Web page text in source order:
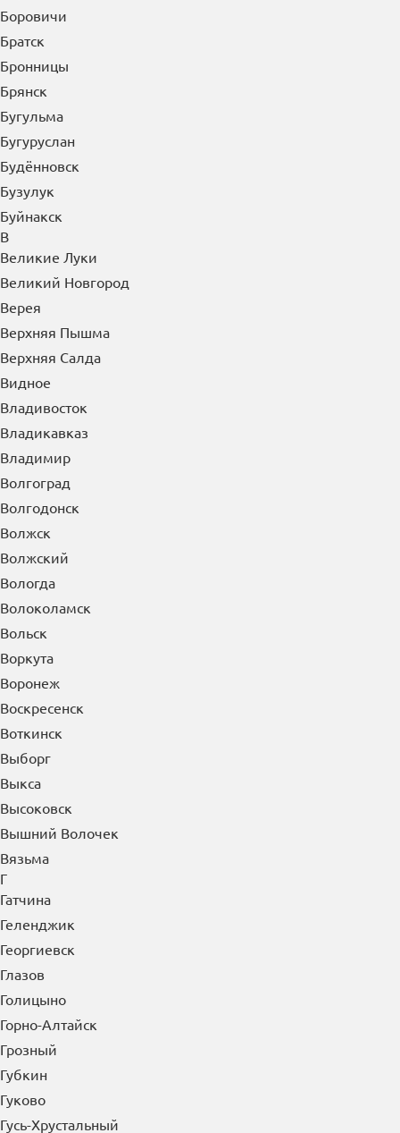
Бор
Борисоглебск
Боровичи
Братск
Бронницы
Брянск
Бугульма
Бугуруслан
Будённовск
Бузулук
Буйнакск
В
Великие Луки
Великий Новгород
Верея
Верхняя Пышма
Верхняя Салда
Видное
Владивосток
Владикавказ
Владимир
Волгоград
Волгодонск
Волжск
Волжский
Вологда
Волоколамск
Вольск
Воркута
Воронеж
Воскресенск
Воткинск
Выборг
Выкса
Высоковск
Вышний Волочек
Вязьма
Г
Гатчина
Геленджик
Георгиевск
Глазов
Голицыно
Горно-Алтайск
Грозный
Губкин